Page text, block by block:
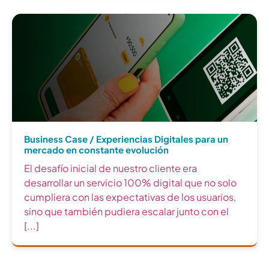
Business Case / Experiencias Digitales para un
mercado en constante evolución
El desafío inicial de nuestro cliente era
desarrollar un servicio 100% digital que no solo
cumpliera con las expectativas de los usuarios,
sino que también pudiera escalar junto con el
[...]